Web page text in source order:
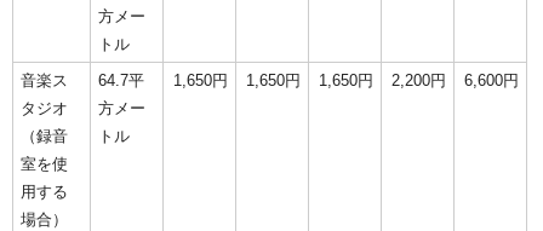
方メー
トル
音楽ス
タジオ
（録音
室を使
用する
場合）
64.7平
方メー
トル
1,650円 1,650円 1,650円 2,200円 6,600円